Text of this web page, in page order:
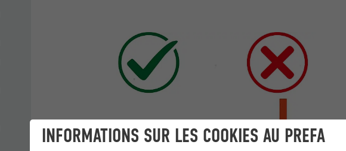
INFORMATIONS SUR LES COOKIES AU PREFA